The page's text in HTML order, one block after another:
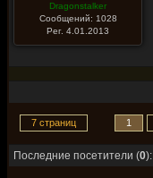
Dragonstalker
Сообщений: 1028
Рег. 4.01.2013
7 страниц 1
Последние посетители (0):